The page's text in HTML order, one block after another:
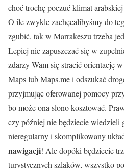
choć trochę poczuć klimat
O ile zwykle zachęcalibyśmy do
zgubić, tak w Marrakeszu trzeba
Lepiej nie zapuszczać się w
zdarzy Wam się stracić orientację
Maps lub Maps.me i odszukać
przyjmując oferowanej pomocy
bo może ona słono kosztować.
czy później nie będziecie wiedzieli
nieregularny i skomplikowany
nawigacji! Ale dopóki będziecie
turystycznych szlaków, wszystko